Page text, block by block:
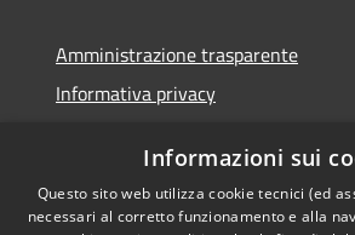
Amministrazione trasparente
Informativa privacy
Dichiarazione di accessibilità
Informazioni sui
Questo sito web utilizza cookie tecnici (ed
necessari al corretto funzionamento e alla